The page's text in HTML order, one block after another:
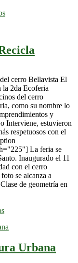
cerro Bellavista El
la 2da Ecoferia
del cerro
como su nombre lo
y
Interviene, estuvieron
respetuosos con el
La feria se
Inaugurado el 11
con el cerro
se alcanza a
de geometría en
Urbana